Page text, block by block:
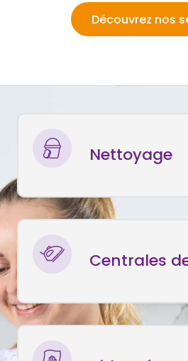
Découvrez nos
Nettoyage
Centrales